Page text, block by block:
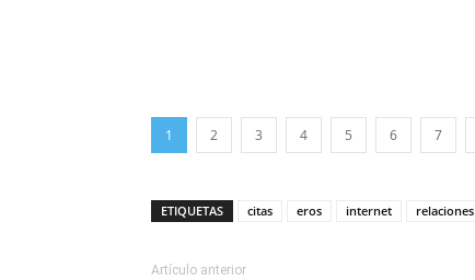
1 2 3 4 5 6 7
ETIQUETAS citas eros internet relaciones
Artículo anterior